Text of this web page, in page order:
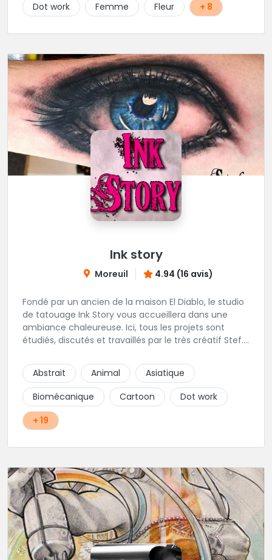
Dot work
Femme Fleur + 8
Ink story
Moreuil 4.94 (16 avis)
Fondé par un ancien de la maison El Diablo, le studio
de tatouage Ink Story vous accueillera dans une
ambiance chaleureuse. Ici, tous les projets sont
étudiés, discutés et travaillés par le très créatif Stef.
Abstrait
Animal
Asiatique
Biomécanique
Cartoon
Dot work
+ 19